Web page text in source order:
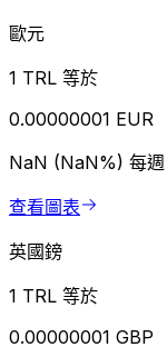
歐元
1 TRL 等於
0.00000001 EUR
NaN (NaN%) 每週
查看圖表
英國鎊
1 TRL 等於
0.00000001 GBP